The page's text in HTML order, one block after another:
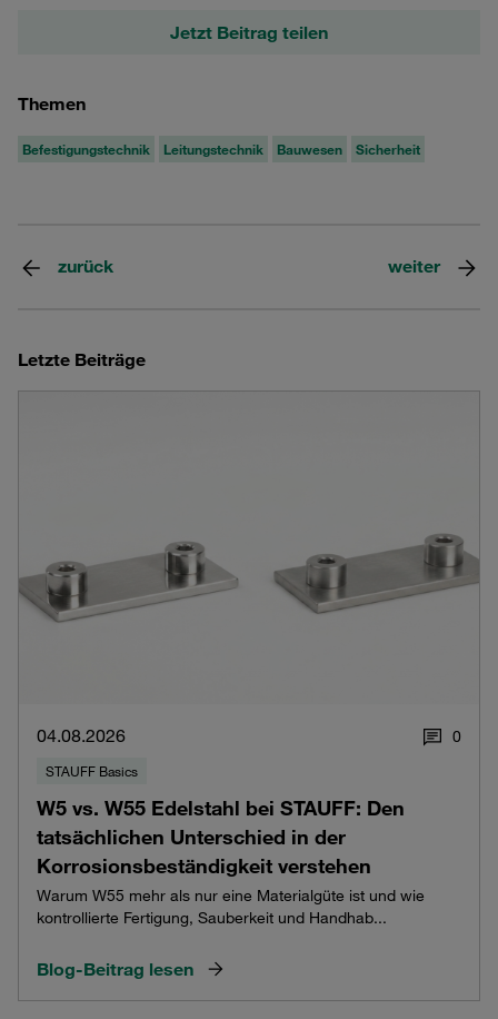
Jetzt Beitrag teilen
Themen
Befestigungstechnik Leitungstechnik Bauwesen Sicherheit
zurück weiter
Letzte Beiträge
04.08.2026 0
STAUFF Basics
W5 vs. W55 Edelstahl bei STAUFF: Den
tatsächlichen Unterschied in der
Korrosionsbeständigkeit verstehen
Warum W55 mehr als nur eine Materialgüte ist und wie
kontrollierte Fertigung, Sauberkeit und Handhab...
Blog-Beitrag lesen